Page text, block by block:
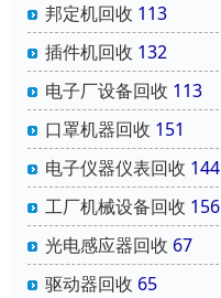
邦定机回收 113
插件机回收 132
电子厂设备回收 113
口罩机器回收 151
电子仪器仪表回收 144
工厂机械设备回收 156
光电感应器回收 67
驱动器回收 65